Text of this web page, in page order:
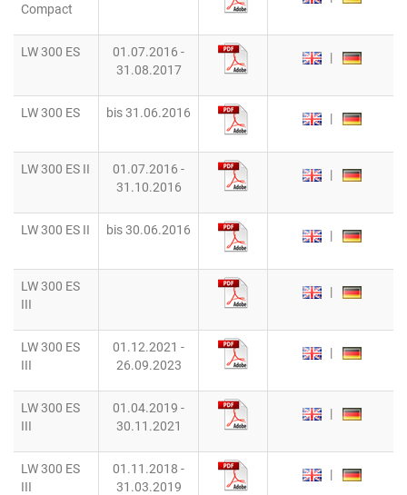
Compact
LW 300 ES
01.07.2016 -
31.08.2017
|
LW 300 ES bis 31.06.2016 |
LW 300 ES II
01.07.2016 -
31.10.2016
|
LW 300 ES II bis 30.06.2016 |
LW 300 ES
III
|
LW 300 ES
III
01.12.2021 -
26.09.2023
|
LW 300 ES
III
01.04.2019 -
30.11.2021
|
LW 300 ES
III
01.11.2018 -
31.03.2019
|